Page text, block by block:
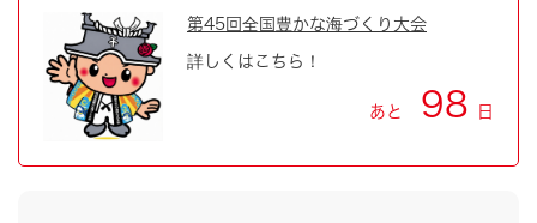
第45回全国豊かな海づくり大会
詳しくはこちら！
あと 98 日